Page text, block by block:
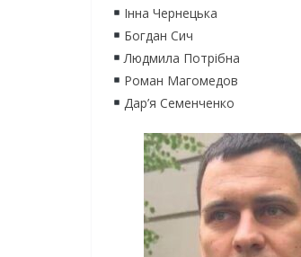
Інна Чернецька
Богдан Сич
Людмила Потрібна
Роман Магомедов
Дар’я Семенченко